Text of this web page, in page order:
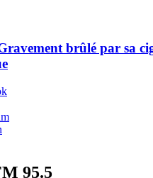
brûlé par sa
95.5